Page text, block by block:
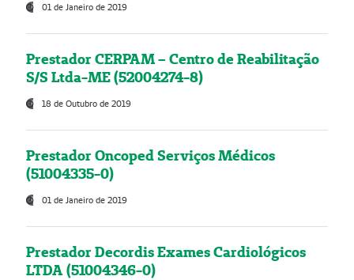
01 de Janeiro de 2019
Prestador CERPAM – Centro de Reabilitação
S/S Ltda-ME (52004274-8)
18 de Outubro de 2019
Prestador Oncoped Serviços Médicos
(51004335-0)
01 de Janeiro de 2019
Prestador Decordis Exames Cardiológicos
LTDA (51004346-0)